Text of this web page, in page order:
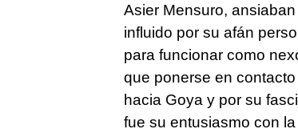
Asier Mensuro,
influido por su afán
para funcionar como
que ponerse en
hacia Goya y por su
fue su entusiasmo con